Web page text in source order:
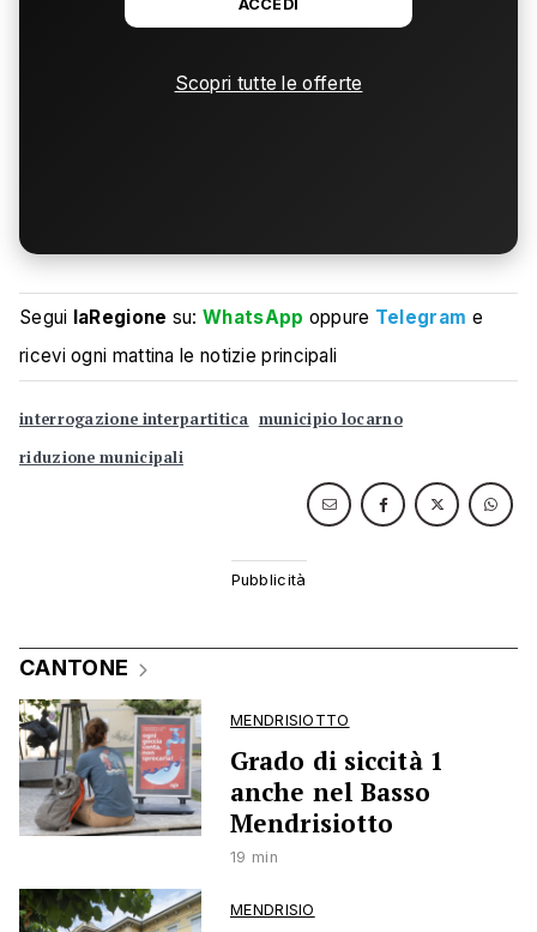
ACCEDI
Scopri tutte le offerte
Segui laRegione su:WhatsApp oppure Telegram e
ricevi ogni mattina le notizie principali
interrogazione interpartitica municipio locarno
riduzione municipali
CANTONE
MENDRISIOTTO
Grado di siccità 1
anche nel Basso
Mendrisiotto
19 min
MENDRISIO